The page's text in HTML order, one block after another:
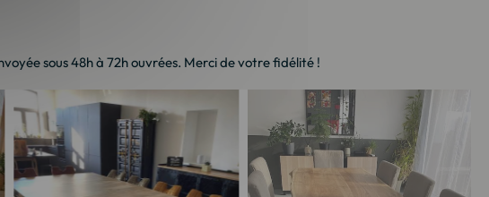
sous 48h à 72h ouvrées. Merci de votre fidélité !